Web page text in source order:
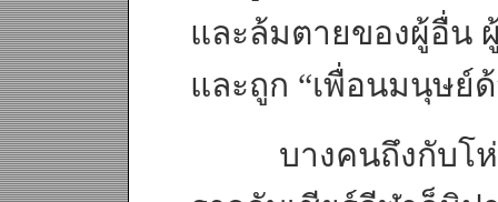
และล้มตายของผู้อื่น
และถูก “เพื่อนมนุษย์
บางคนถึงกับโห่ร้อ